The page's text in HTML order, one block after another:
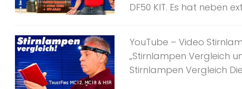
DF50 KIT. Es hat neben
YouTube – Video
„Stirnlampen Vergleich
Stirnlampen Vergleich